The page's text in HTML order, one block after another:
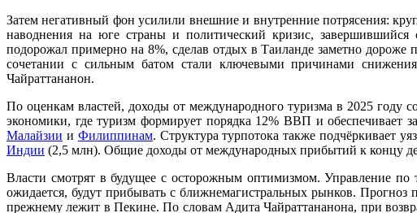
Затем негативный фон усилили внешние и внутренние потрясения:
наводнения на юге страны и политический кризис,
подорожал примерно на 8%, сделав отдых в Таиланде заметно дороже
сочетании с сильным батом стали ключевыми причинами
Чайраттананон.
По оценкам властей, доходы от международного туризма в 2025 году
экономики, где туризм формирует порядка 12% ВВП и обеспечивает
Малайзии и Филиппинам. Структура турпотока также подчёркивает
Индии (2,5 млн). Общие доходы от международных прибытий к концу
Власти смотрят в будущее с осторожным оптимизмом. Управление по
ожидается, будут прибывать с ближнемагистральных рынков.
прежнему лежит в Пекине. По словам Адита Чайраттананона, при